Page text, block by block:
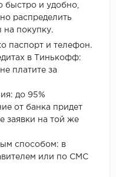
быстро и удобно,
распределить
на покупку.
паспорт и телефон.
в Тинькофф:
платите за
до 95%
от банка придет
заявки на той же
способом: в
или по СМС